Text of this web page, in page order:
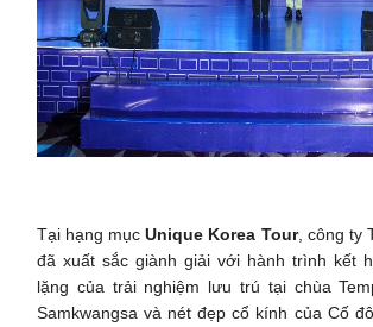
Tại hạng mụcUnique Korea Tour, công ty
đã xuất sắc giành giải với hành trình kết
lặng của trải nghiệm lưu trú tại chùa
Samkwangsa và nét đẹp cổ kính của Cố